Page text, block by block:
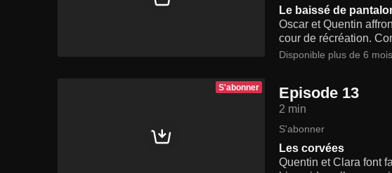
Le baissé de
Oscar et Quentin
cour de récréation.
Disponible plus de 6 mois
S'abonner Episode 13
2 min
S'abonner
Les corvées
Quentin et Clara font